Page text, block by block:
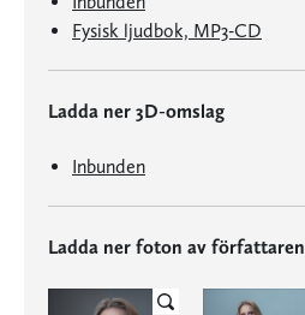
Fysisk ljudbok, MP3-CD
Ladda ner 3D-omslag
Inbunden
Ladda ner foton av författaren